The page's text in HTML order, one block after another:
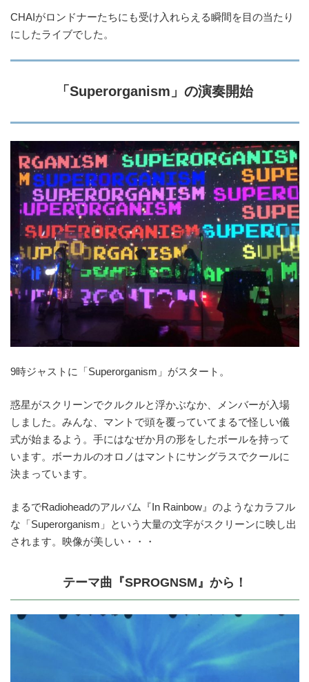
CHAIがロンドナーたちにも受け入れらえる瞬間を目の当たり
にしたライブでした。
「Superorganism」の演奏開始
9時ジャストに「Superorganism」がスタート。
惑星がスクリーンでクルクルと浮かぶなか、メンバーが入場
しました。みんな、マントで頭を覆っていてまるで怪しい儀
式が始まるよう。手にはなぜか月の形をしたボールを持って
います。ボーカルのオロノはマントにサングラスでクールに
決まっています。
まるでRadioheadのアルバム『In Rainbow』のようなカラフル
な「Superorganism」という大量の文字がスクリーンに映し出
されます。映像が美しい・・・
テーマ曲『SPROGNSM』から！